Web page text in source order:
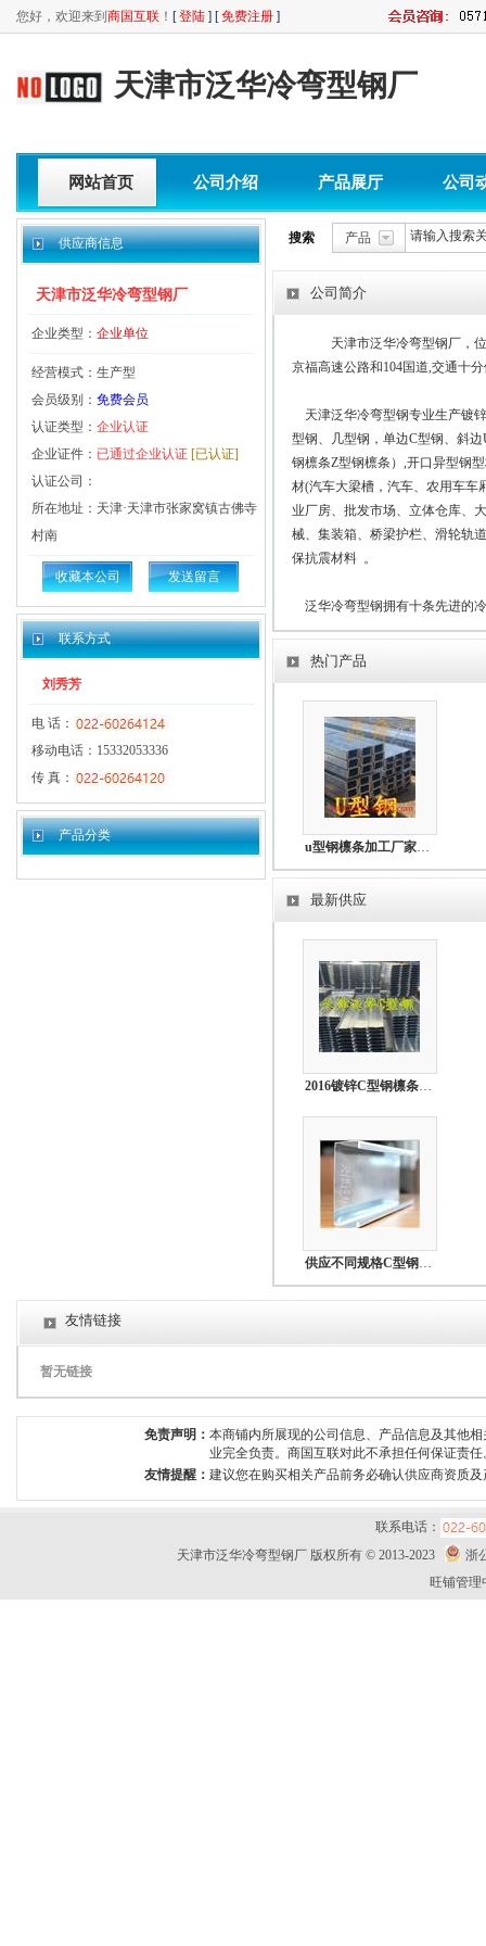
您好，欢迎来到 商国互联 ！ [登陆 ] [免费注册 ]
天津市泛华冷弯型钢厂
网站首页 公司介绍 产品展厅 公司
供应商信息
天津市泛华冷弯型钢厂
企业类型： 企业单位
经营模式：生产型
会员级别： 免费会员
认证类型： 企业认证
企业证件： 已通过企业认证 [已认证]
认证公司：
所在地址：天津·天津市张家窝镇古佛寺
村南
收藏本公司 发送留言
联系方式
刘秀芳
电 话：
移动电话：15332053336
传 真：
产品分类
搜索 产品
公司简介
天津市泛华冷弯型钢厂，
天津泛华冷弯型钢专业生产镀
型钢、几型钢，单边C型钢、斜
钢檩条Z型钢檩条）,开口异型钢
材(汽车大梁槽，汽车、农用车车
业厂房、批发市场、立体仓库、
械、集装箱、桥梁护栏、滑轮轨
泛华冷弯型钢拥有十条先进的
重点工程中国核工业、中国建筑
冷弯型钢型材.产品品质优良，价
泛华冷弯型钢始终坚持质量第
贸易通：  tjfhlw           &nbs
热门产品
u型钢檩条加工厂家最新报价
最新供应
2016镀锌C型钢檩条厂家供应
供应不同规格C型钢定制天津泛华
友情链接
暂无链接
免责声明： 本商铺内所展现的公司信息、产品信息及其他
业完全负责。商国互联对此不承担任何保证责任
友情提醒： 建议您在购买相关产品前务必确认供应商资质
联系电话：
天津市泛华冷弯型钢厂 版权所有 © 2013-2023
浙
旺铺管理